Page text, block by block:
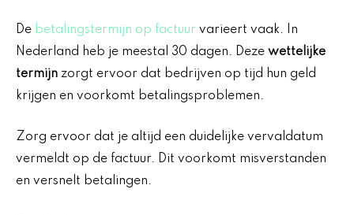
De betalingstermijn op factuur varieert vaak. In
Nederland heb je meestal 30 dagen. Deze wettelijke
termijn zorgt ervoor dat bedrijven op tijd hun geld
krijgen en voorkomt betalingsproblemen.
Zorg ervoor dat je altijd een duidelijke vervaldatum
vermeldt op de factuur. Dit voorkomt misverstanden
en versnelt betalingen.